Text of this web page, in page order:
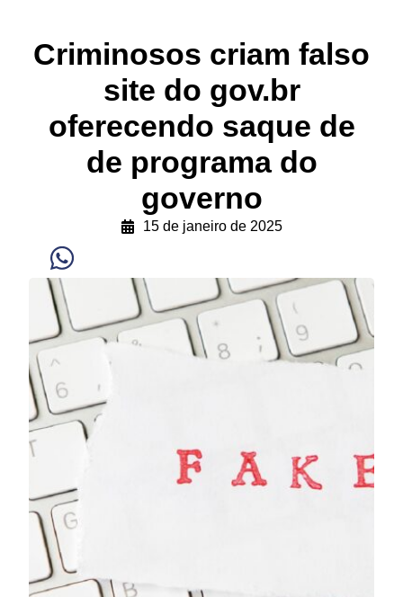
Criminosos criam falso
site do gov.br
oferecendo saque de
de programa do
governo
15 de janeiro de 2025